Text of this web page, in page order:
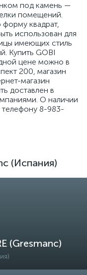
под камень —
помещений.
квадрат,
использован для
имеющих стиль
Купить GOBI
цене можно в
200, магазин
магазин
доставлен в
О наличии
телефону 8-983-
(Испания)
(Gresmanc)